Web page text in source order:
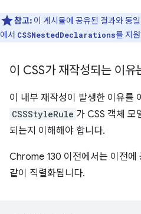
참고: 이 게시물에 공유된 결과와 동
에서 CSSNestedDeclarations를 지
이 CSS가 재작성되는 이유
이 내부 재작성이 발생한 이유를
CSSStyleRule 가 CSS 객체 모
되는지 이해해야 합니다.
Chrome 130 이전에서는 이전에
같이 직렬화됩니다.